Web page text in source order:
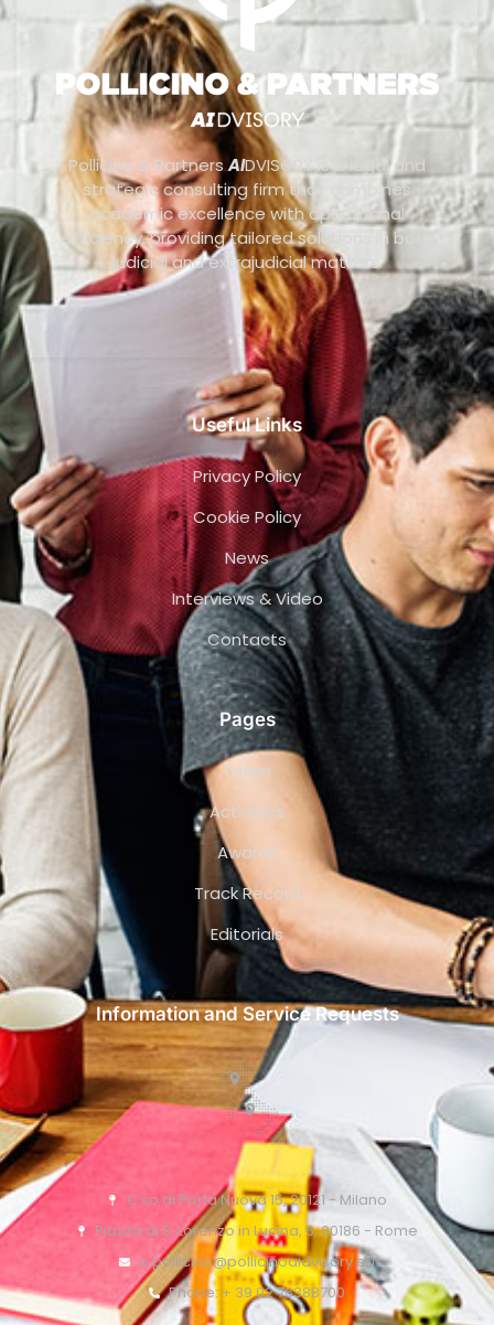
Pollicino & PartnersAIDVISORY is a legal and
strategic consulting firm that combines
academic excellence with operational
efficiency, providing tailored solutions in both
judicial and extrajudicial matters.
Useful Links
Privacy Policy
Cookie Policy
News
Interviews & Video
Contacts
Pages
Team
Activities
Awards
Track Record
Editorials
Information and Service Requests
C.so di Porta Nuova 15, 20121 - Milano
Piazza di S. Lorenzo in Lucina, 6, 00186 - Rome
o.pollicino@pollicinoaidvisory.eu
Phone: + 39 02 76388700